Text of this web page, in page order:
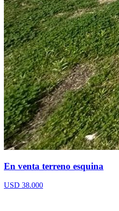
En venta terreno esquina
USD 38.000